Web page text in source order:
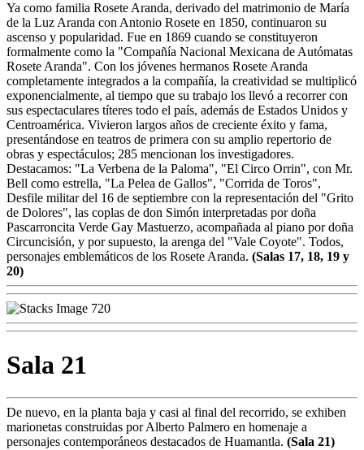
Ya como familia Rosete Aranda, derivado del matrimonio de María
de la Luz Aranda con Antonio Rosete en 1850, continuaron su
ascenso y popularidad. Fue en 1869 cuando se constituyeron
formalmente como la "Compañía Nacional Mexicana de Autómatas
Rosete Aranda". Con los jóvenes hermanos Rosete Aranda
completamente integrados a la compañía, la creatividad se multiplicó
exponencialmente, al tiempo que su trabajo los llevó a recorrer con
sus espectaculares títeres todo el país, además de Estados Unidos y
Centroamérica. Vivieron largos años de creciente éxito y fama,
presentándose en teatros de primera con su amplio repertorio de
obras y espectáculos; 285 mencionan los investigadores.
Destacamos: "La Verbena de la Paloma", "El Circo Orrin", con Mr.
Bell como estrella, "La Pelea de Gallos", "Corrida de Toros",
Desfile militar del 16 de septiembre con la representación del "Grito
de Dolores", las coplas de don Simón interpretadas por doña
Pascarroncita Verde Gay Mastuerzo, acompañada al piano por doña
Circuncisión, y por supuesto, la arenga del "Vale Coyote". Todos,
personajes emblemáticos de los Rosete Aranda. (Salas 17, 18, 19 y
20)
Sala 21
De nuevo, en la planta baja y casi al final del recorrido, se exhiben
marionetas construidas por Alberto Palmero en homenaje a
personajes contemporáneos destacados de Huamantla. (Sala 21)